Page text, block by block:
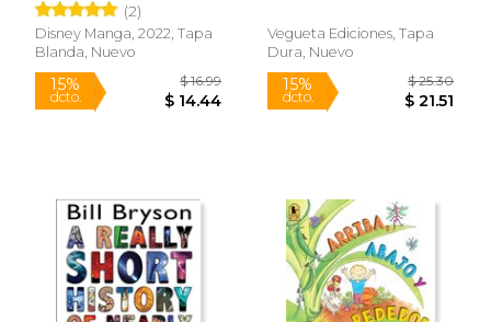
15%
dcto. $ 8.49
22%
dcto.
(2)
Disney Manga, 2022, Tapa
Blanda, Nuevo
Vegueta Ediciones, Tapa
Dura, Nuevo